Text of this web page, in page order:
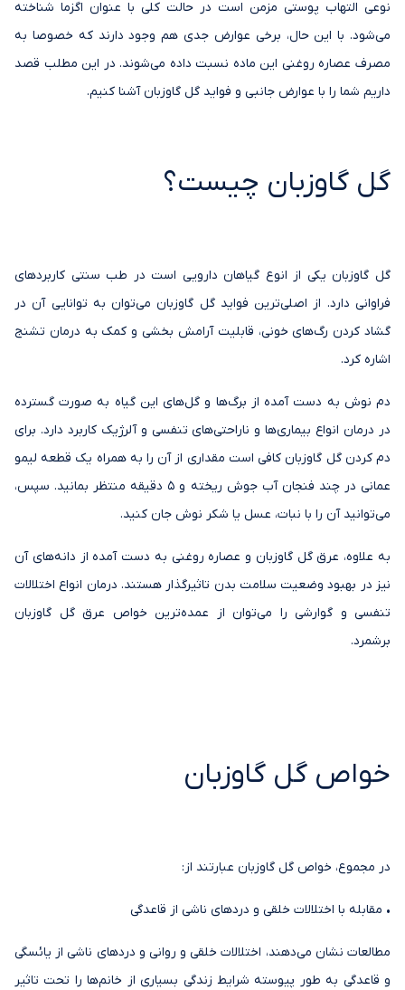
نوعی التهاب پوستی مزمن است در حالت کلی با عنوان اگزما شناخته
می‌شود. با این حال، برخی عوارض جدی هم وجود دارند که خصوصا به
مصرف عصاره روغنی این ماده نسبت داده می‌شوند. در این مطلب قصد
داریم شما را با عوارض جانبی و فواید گل گاوزبان آشنا کنیم.
گل گاوزبان چیست؟
گل گاوزبان یکی از انوع گیاهان دارویی است در طب سنتی کاربردهای
فراوانی دارد. از اصلی‌ترین فواید گل گاوزبان می‌توان به توانایی آن در
گشاد کردن رگ‌های خونی، قابلیت آرامش بخشی و کمک به درمان تشنج
اشاره کرد.
دم نوش به دست آمده از برگ‌ها و گل‌های این گیاه به صورت گسترده‌
در درمان انواع بیماری‌ها و ناراحتی‌های تنفسی و آلرژیک کاربرد دارد. برای
دم کردن گل گاوزبان کافی است مقداری از آن را به همراه یک قطعه لیمو
عمانی در چند فنجان آب جوش ریخته و 5 دقیقه منتظر بمانید. سپس،
می‌توانید آن را با نبات، عسل یا شکر نوش جان کنید.
به علاوه، عرق گل گاوزبان و عصاره روغنی به دست آمده از دانه‌‌های آن
نیز در بهبود وضعیت سلامت بدن تاثیرگذار هستند. درمان انواع اختلالات
تنفسی و گوارشی را می‌توان از عمده‌ترین خواص عرق گل گاوزبان
برشمرد.
خواص گل گاوزبان
در مجموع، خواص گل گاوزبان عبارتند از:
• مقابله با اختلالات خلقی و دردهای ناشی از قاعدگی
مطالعات نشان می‌دهند، اختلالات خلقی و روانی و دردهای ناشی از یائسگی
و قاعدگی به طور پیوسته شرایط زندگی بسیاری از خانم‌ها را تحت تاثیر